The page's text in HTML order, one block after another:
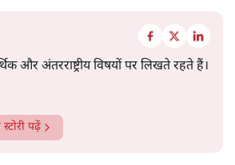
और अंतरराष्ट्रीय विषयों पर लिखते रहते हैं।
पढ़ें